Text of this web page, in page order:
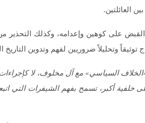
على كوهين وإعدامه، وكذلك التحذير
وتحليلاً ضروريين لفهم وتدوين
السياسي» مع آل مخلوف، لا
خلفية أكبر، تسمح بفهم الشيفرات التي